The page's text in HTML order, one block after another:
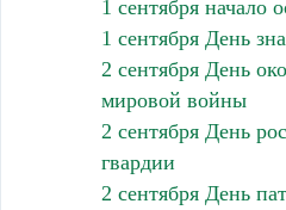
1 сентября начало
1 сентября День
2 сентября День
мировой войны
2 сентября День
гвардии
2 сентября День